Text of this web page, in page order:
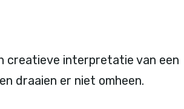
creatieve interpretatie van een
draaien er niet omheen.